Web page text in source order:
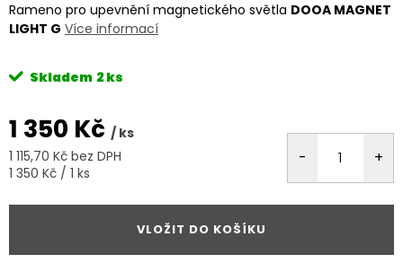
Rameno pro upevnění magnetického světla DOOA MAGNET
LIGHT G Více informací
Skladem 2 ks
1 350 Kč / ks
1 115,70 Kč bez DPH
Měrná
1 350 Kč / 1 ks
VLOŽIT DO KOŠÍKU